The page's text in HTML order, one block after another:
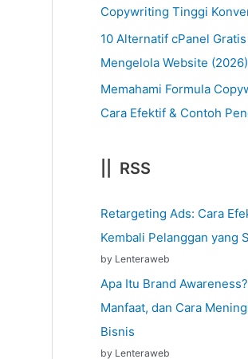
Copywriting Tinggi
10 Alternatif cPanel
Mengelola Website (2026)
Memahami Formula
Cara Efektif & Contoh
|| RSS
Retargeting Ads: Cara
Kembali Pelanggan yang
by Lenteraweb
Apa Itu Brand
Manfaat, dan Cara
Bisnis
by Lenteraweb